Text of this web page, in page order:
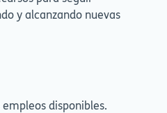
y alcanzando nuevas
disponibles.